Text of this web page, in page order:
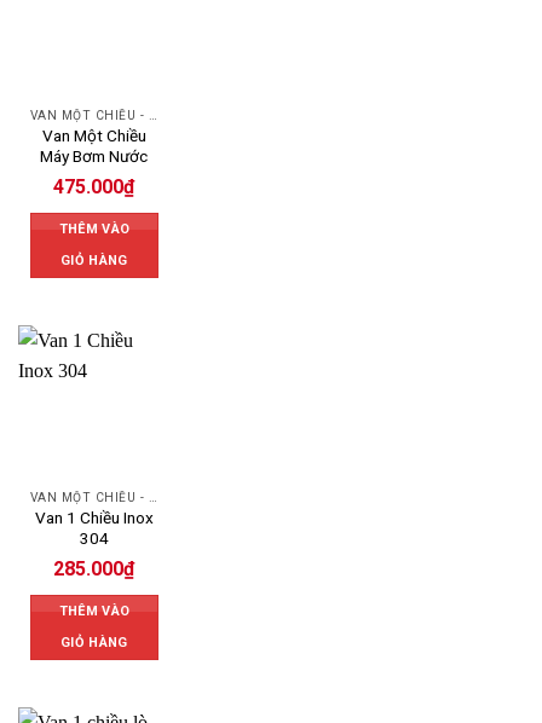
Van Một Chiều
Máy Bơm Nước
475.000₫
THÊM VÀO
GIỎ HÀNG
Van 1 Chiều Inox
304
285.000₫
THÊM VÀO
GIỎ HÀNG